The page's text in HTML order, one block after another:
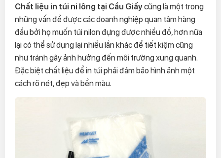
Chất liệu in túi ni lông tại Cầu Giấycũng là một trong
những vấn đề được các doanh nghiệp quan tâm hàng
đầu bởi họ muốn túi nilon đựng được nhiều đồ, hơn nữa
lại có thể sử dụng lại nhiều lần khác để tiết kiệm cũng
như tránh gây ảnh hưởng đến môi trường xung quanh.
Đặc biệt chất liệu để in túi phải đảm bảo hình ảnh một
cách rõ nét, đẹp và bền màu.